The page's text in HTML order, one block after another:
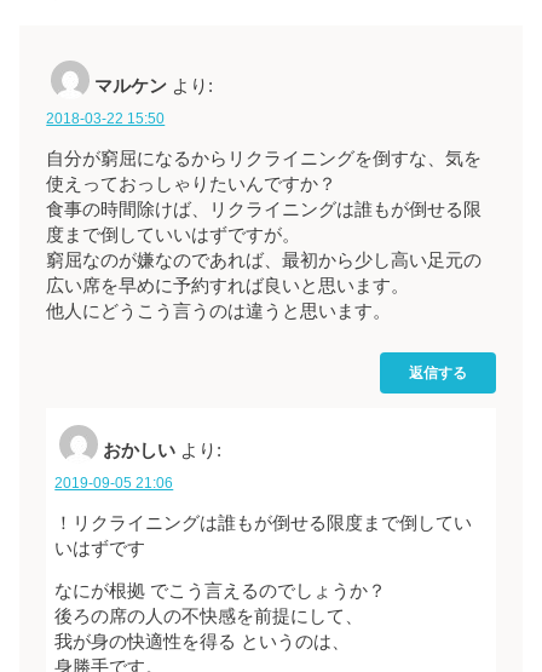
マルケン より:
2018-03-22 15:50
自分が窮屈になるからリクライニングを倒すな、気を
使えっておっしゃりたいんですか？
食事の時間除けば、リクライニングは誰もが倒せる限
度まで倒していいはずですが。
窮屈なのが嫌なのであれば、最初から少し高い足元の
広い席を早めに予約すれば良いと思います。
他人にどうこう言うのは違うと思います。
返信する
おかしい より:
2019-09-05 21:06
！リクライニングは誰もが倒せる限度まで倒してい
いはずです
なにが根拠 でこう言えるのでしょうか？
後ろの席の人の不快感を前提にして、
我が身の快適性を得る というのは、
身勝手です。